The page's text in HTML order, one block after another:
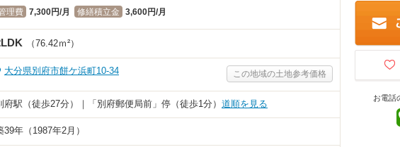
理費 7,300円/月 修繕積立金 3,600円/月
（76.42ｍ²）
この地域の土地参考価格
大分県別府市餅ケ浜町10-34
府駅（徒歩27分）｜「別府郵便局前」停（徒歩1分） 道順を見る
39年 （1987年2月）
お電話